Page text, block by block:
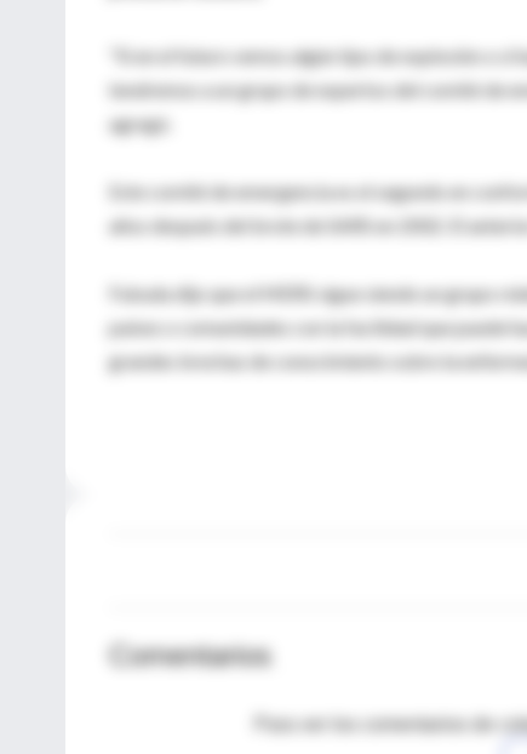
"Si en el futuro vemos algún tipo de explosión o
tendremos a un grupo de expertos del comité de
agregó.
Este comité de emergencia es el segundo en
años después del brote de SARS en 2002. El
Fukuda dijo que el MERS sigue siendo un grupo
países o comunidades con la facilidad que puede
grandes brechas de conocimiento sobre la
Comentarios
Para ver los comentarios de